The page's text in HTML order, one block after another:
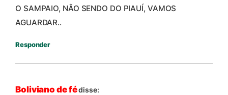
O SAMPAIO, NÃO SENDO DO PIAUÍ, VAMOS
AGUARDAR..
Responder
Boliviano de fédisse: